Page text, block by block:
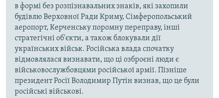
в формі без розпізнавальних знаків, які захопили
будівлю Верховної Ради Криму, Сімферопольський
аеропорт, Керченську поромну переправу, інші
стратегічні об'єкти, а також блокували дії
українських військ. Російська влада спочатку
відмовлялася визнавати, що ці озброєні люди є
військовослужбовцями російської армії. Пізніше
президент Росії Володимир Путін визнав, що це були
російські військові.